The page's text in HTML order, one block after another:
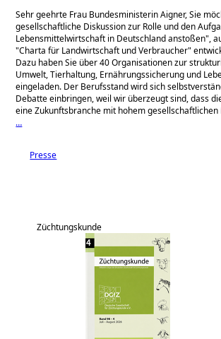
Sehr geehrte Frau Bundesministerin Aigner, Sie
gesellschaftliche Diskussion zur Rolle und den
Lebensmittelwirtschaft in Deutschland anstoßen ,
Charta für Landwirtschaft und Verbraucher
Dazu haben Sie über 40 Organisationen zur
Umwelt, Tierhaltung, Ernährungssicherung und
eingeladen. Der Berufsstand wird sich
Debatte einbringen, weil wir überzeugt sind, dass
eine Zukunftsbranche mit hohem
…
Presse
Züchtungskunde